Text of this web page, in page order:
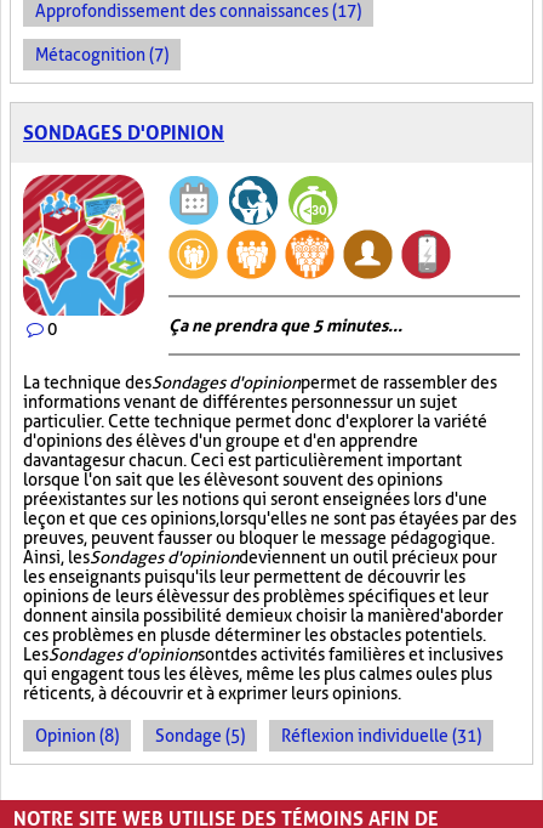
Approfondissement des connaissances (17)
Métacognition (7)
SONDAGES D'OPINION
0 Ça ne prendra que 5 minutes...
La technique desSondages d'opinionpermet de rassembler des
informations venant de différentes personnes sur un sujet
particulier. Cette technique permet donc d'explorer la variété
d'opinions des élèves d'un groupe et d'en apprendre
davantage sur chacun. Ceci est particulièrement important
lorsque l'on sait que les élèves ont souvent des opinions
préexistantes sur les notions qui seront enseignées lors d'une
leçon et que ces opinions, lorsqu'elles ne sont pas étayées par des
preuves, peuvent fausser ou bloquer le message pédagogique.
Ainsi, lesSondages d'opiniondeviennent un outil précieux pour
les enseignants puisqu'ils leur permettent de découvrir les
opinions de leurs élèves sur des problèmes spécifiques et leur
donnent ainsi la possibilité de mieux choisir la manière d'aborder
ces problèmes en plus de déterminer les obstacles potentiels.
LesSondages d'opinionsont des activités familières et inclusives
qui engagent tous les élèves, même les plus calmes ou les plus
réticents, à découvrir et à exprimer leurs opinions.
Opinion (8) Sondage (5) Réflexion individuelle (31)
PAGES
1 2 › »
NOTRE SITE WEB UTILISE DES TÉMOINS AFIN DE